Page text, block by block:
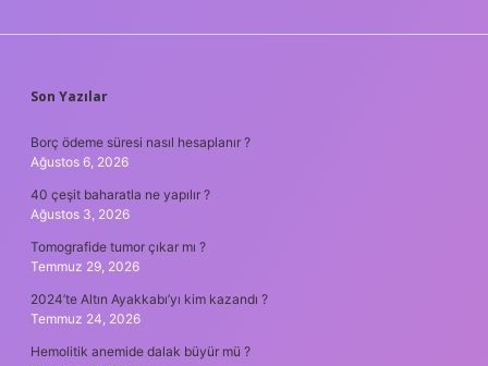
SIDEBAR
Son Yazılar
Borç ödeme süresi nasıl hesaplanır ?
Ağustos 6, 2026
40 çeşit baharatla ne yapılır ?
Ağustos 3, 2026
Tomografide tumor çıkar mı ?
Temmuz 29, 2026
2024’te Altın Ayakkabı’yı kim kazandı ?
Temmuz 24, 2026
Hemolitik anemide dalak büyür mü ?